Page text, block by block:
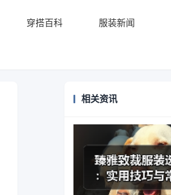
穿搭百科 服装新闻
相关资讯